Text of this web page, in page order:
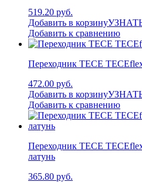
519.20 руб.
Добавить в корзину
Добавить к сравнению
Переходник TECE
472.00 руб.
Добавить в корзину
Добавить к сравнению
Переходник TECE
латунь
365.80 руб.